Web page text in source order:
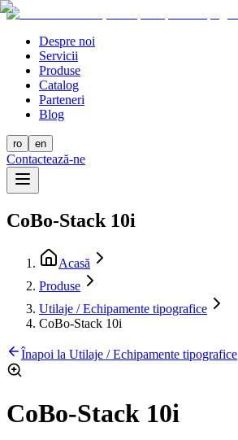
Despre noi
Servicii
Produse
Catalog
Parteneri
Blog
ro en
Contactează-ne
CoBo-Stack 10i
Acasă
Produse
Utilaje / Echipamente tipografice
CoBo-Stack 10i
Înapoi la Utilaje / Echipamente tipografice
CoBo-Stack 10i